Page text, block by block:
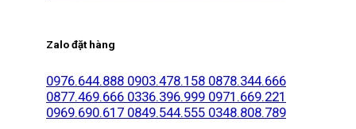
Zalo đặt hàng
0976.644.888 0903.478.158 0878.344.666
0877.469.666 0336.396.999 0971.669.221
0969.690.617 0849.544.555 0348.808.789